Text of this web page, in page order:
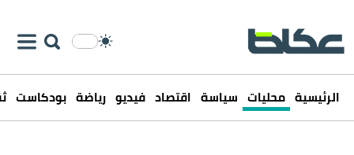
الرئيسية محليات سياسة اقتصاد فيديو رياضة بودكاست